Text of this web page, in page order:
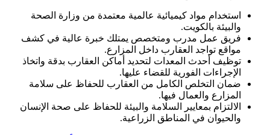
استخدام مواد كيميائية عالمية معتمدة من وزارة الصحة
والبيئة بالكويت.
فريق عمل مدرب ومتخصص يمتلك خبرة عالية في كشف
مواقع تواجد العقارب داخل المزارع.
توظيف أحدث المعدات لتحديد أماكن العقارب بدقة واتخاذ
الإجراءات الفورية للقضاء عليها.
ضمان التخلص الكامل من العقارب للحفاظ على سلامة
المزارع والعمال فيها.
الالتزام بمعايير السلامة والبيئة للحفاظ على صحة الإنسان
والحيوان في المناطق الزراعية.